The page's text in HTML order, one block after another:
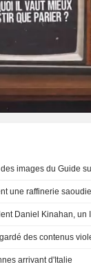
images du Guide
une raffinerie
des contenus
arrivant d'Italie